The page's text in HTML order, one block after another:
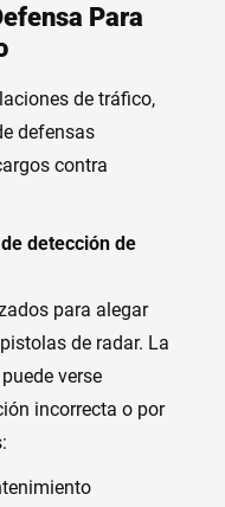
Para
de tráfico,
defensas
contra
detección de
para alegar
de radar. La
verse
incorrecta o por